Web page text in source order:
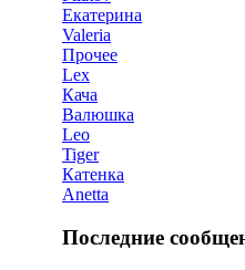
Екатерина
Valeria
Прочее
Lex
Кача
Валюшка
Leo
Tiger
Катенка
Anetta
Последние